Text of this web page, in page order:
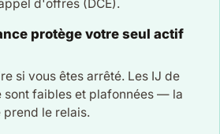
d'offres (DCE).
protège votre seul actif
si vous êtes arrêté. Les IJ de
sont faibles et plafonnées — la
le relais.